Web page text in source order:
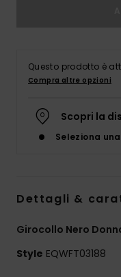
Questo prodotto è
Compra altre opzioni
Scopri la
Seleziona
Dettagli &
Girocollo Nero
Style EQWFT03188